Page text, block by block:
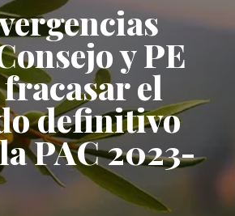
y PE
el
definitivo
PAC 2023-